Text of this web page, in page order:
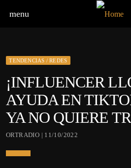
menu
TENDENCIAS / REDES
¡INFLUENCER
AYUDA EN
YA NO QUIERE
ORTRADIO | 11/10/2022